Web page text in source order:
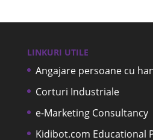
LINKURI UTILE
Angajare persoane cu
Corturi Industriale
e-Marketing Consultancy
Kidibot.com Educational